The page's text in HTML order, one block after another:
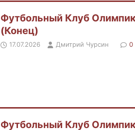
Футбольный Клуб
(Конец)
17.07.2026 Дмитрий Чурсин 0
Футбольный Клуб